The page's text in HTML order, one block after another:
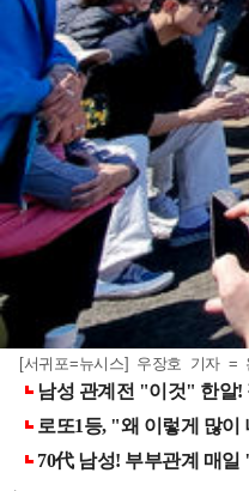
[서귀포=뉴시스] 우장호 기자